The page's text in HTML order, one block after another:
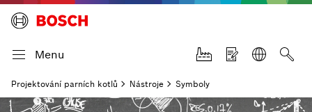
Menu
Projektování parních kotlů Nástroje Symboly